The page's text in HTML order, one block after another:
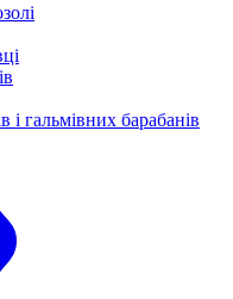
і гальмівних барабанів